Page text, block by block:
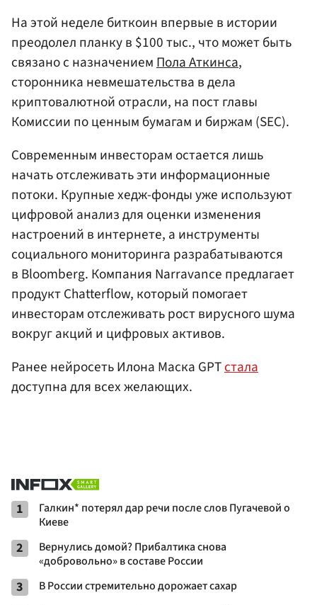
На этой неделе биткоин впервые в истории
преодолел планку в $100 тыс., что может быть
связано с назначениемПола Аткинса,
сторонника невмешательства в дела
криптовалютной отрасли, на пост главы
Комиссии по ценным бумагам и биржам (SEC).
Современным инвесторам остается лишь
начать отслеживать эти информационные
потоки. Крупные хедж-фонды уже используют
цифровой анализ для оценки изменения
настроений в интернете, а инструменты
социального мониторинга разрабатываются
в Bloomberg. Компания Narravance предлагает
продукт Chatterflow, который помогает
инвесторам отслеживать рост вирусного шума
вокруг акций и цифровых активов.
Ранее нейросеть Илона Маска GPTстала
доступна для всех желающих.
1
Галкин* потерял дар речи после слов Пугачевой о
Киеве
2
Вернулись домой? Прибалтика снова
«добровольно» в составе России
3 В России стремительно дорожает сахар